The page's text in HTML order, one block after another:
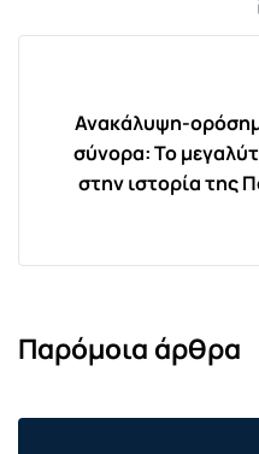
Ανακάλυψη-
σύνορα: Το
στην ιστορία της
Παρόμοια άρθρα